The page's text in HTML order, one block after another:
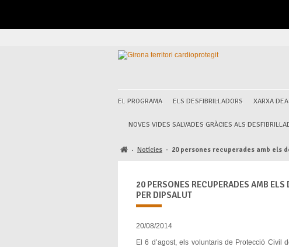
EL PROGRAMA ELS DESFIBRIL·LADORS XARXA
NOVES VIDES SALVADES GRÀCIES ALS
· Notícies · 20 persones recuperades amb els
20 PERSONES RECUPERADES AMB ELS
PER DIPSALUT
20/08/2014
El 6 d’agost, els voluntaris de Protecció Civil